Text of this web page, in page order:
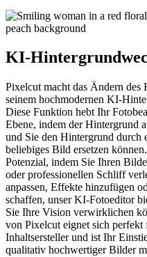
KI-
Pixelcut macht das Ändern des
seinem hochmodernen KI-
Diese Funktion hebt Ihr
Ebene, indem der Hintergrund
und Sie den Hintergrund durch
beliebiges Bild ersetzen
Potenzial, indem Sie Ihren
oder professionellen Schliff
anpassen, Effekte hinzufügen
schaffen, unser KI-Fotoeditor
Sie Ihre Vision verwirklichen
von Pixelcut eignet sich
Inhaltsersteller und ist Ihr
qualitativ hochwertiger Bilder